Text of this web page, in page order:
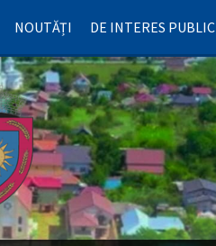
NOUTĂȚI DE INTERES PUBLIC